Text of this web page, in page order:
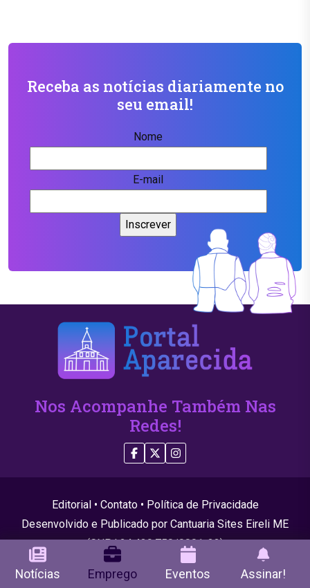
Receba as notícias diariamente no
seu email!
Nome
E-mail
Nos Acompanhe Também Nas
Redes!
Editorial • Contato• Política de Privacidade
Desenvolvido e Publicado por Cantuaria Sites Eireli ME
(CNPJ 24.439.750/0001-22)
© 2026 Todos os direitos reservados
Notícias Emprego Eventos Assinar!